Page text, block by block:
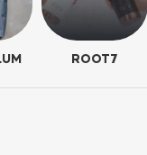
ROOT7